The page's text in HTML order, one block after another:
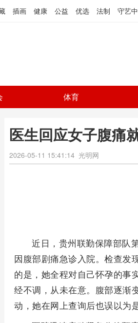
插画 健康 公益 优选 法制 守艺
体育
医生回应女子腹痛
2026-05-11 15:41:14 光明网
近日，贵州联勤保障部队
因腹部剧痛急诊入院。检查发
的是，她全程对自己怀孕的事
经不调，从未在意。腹部逐渐
动，她在网上查询后也误以为